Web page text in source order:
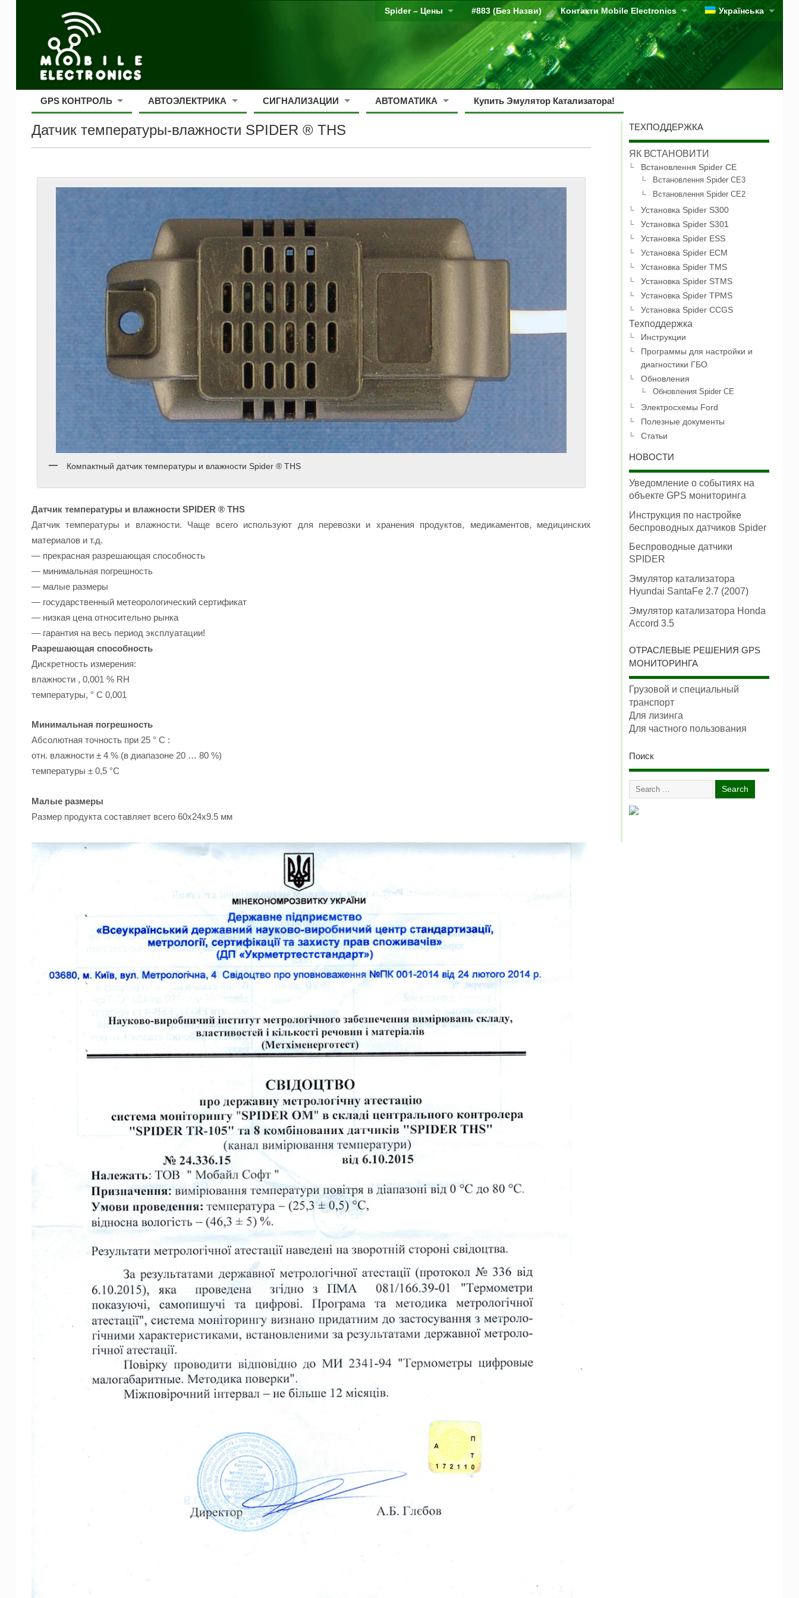
Українська
Контакти Mobile Electronics
#883 (без Назви)
Spider – Цены
GPS КОНТРОЛЬ АВТОЭЛЕКТРИКА СИГНАЛИЗАЦИИ АВТОМАТИКА Купить Эмулятор Катализатора!
Датчик температуры-влажности SPIDER ® THS
Компактный датчик температуры и влажности Spider ® THS
Датчик температуры и влажности SPIDER ® THS
Датчик температуры и влажности. Чаще всего используют для перевозки и хранения продуктов, медикаментов, медицинских
материалов и т.д.
— прекрасная разрешающая способность
— минимальная погрешность
— малые размеры
— государственный метеорологический сертификат
— низкая цена относительно рынка
— гарантия на весь период эксплуатации!
Разрешающая способность
Дискретность измерения:
влажности , 0,001 % RH
температуры, ° С 0,001
Минимальная погрешность
Абсолютная точность при 25 ° C :
отн. влажности ± 4 % (в диапазоне 20 … 80 %)
температуры ± 0,5 °C
Малые размеры
Размер продукта составляет всего 60х24х9.5 мм
ТЕХПОДДЕРЖКА
ЯК ВСТАНОВИТИ
Встановлення Spider CE
Встановлення Spider CE3
Встановлення Spider CE2
Установка Spider S300
Установка Spider S301
Установка Spider ESS
Установка Spider ECM
Установка Spider TMS
Установка Spider STMS
Установка Spider TPMS
Установка Spider CCGS
Техподдержка
Инструкции
Программы для настройки и
диагностики ГБО
Обновления
Обновления Spider CE
Электросхемы Ford
Полезные документы
Статьи
НОВОСТИ
Уведомление о событиях на
объекте GPS мониторинга
Инструкция по настройке
беспроводных датчиков Spider
Беспроводные датчики
SPIDER
Эмулятор катализатора
Hyundai SantaFe 2.7 (2007)
Эмулятор катализатора Honda
Accord 3.5
ОТРАСЛЕВЫЕ РЕШЕНИЯ GPS
МОНИТОРИНГА
Грузовой и специальный
транспорт
Для лизинга
Для частного пользования
Поиск